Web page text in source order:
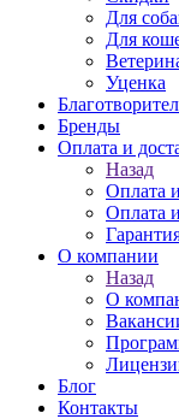
Для
Для
Уценка
Бренды
Оплата и
Назад
Оплата
Оплата
О компании
Назад
О
Блог
Контакты